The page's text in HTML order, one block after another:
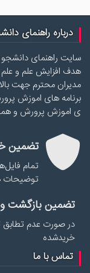
درباره راهنمای
سایت راهنمای
هدف افزایش علم و
مدیران محترم جهت
برنامه های اموزش
ی اموزش پرورش و
تضمین
تمام
توضیحات
تضمین بازگشت
در صورت عدم
خریدشده
تماس با ما